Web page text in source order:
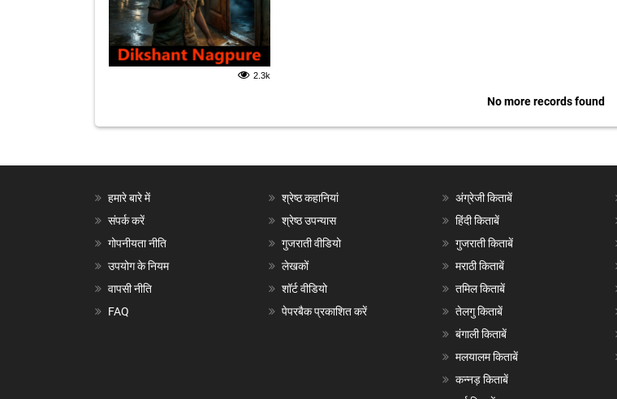
2.3k
No more records found
हमारे बारे में
संपर्क करें
गोपनीयता नीति
उपयोग के नियम
वापसी नीति
FAQ
श्रेष्ठ कहानियां
श्रेष्ठ उपन्यास
गुजराती वीडियो
लेखकों
शॉर्ट वीडियो
पेपरबैक प्रकाशित करें
अंग्रेजी किताबें
हिंदी किताबें
गुजराती किताबें
मराठी किताबें
तमिल किताबें
तेलगु किताबें
बंगाली किताबें
मलयालम किताबें
कन्नड़ किताबें